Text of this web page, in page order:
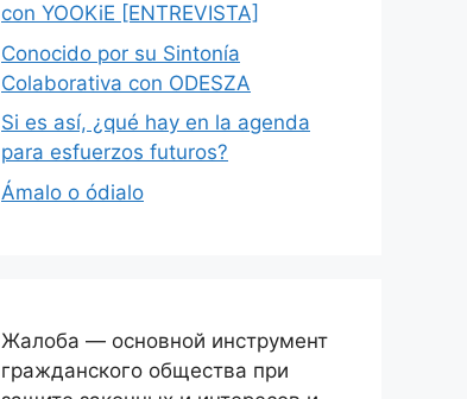
con YOOKiE [ENTREVISTA]
Conocido por su Sintonía
Colaborativa con ODESZA
Si es así, ¿qué hay en la agenda
para esfuerzos futuros?
Ámalo o ódialo
Жалоба — основной инструмент
гражданского общества при